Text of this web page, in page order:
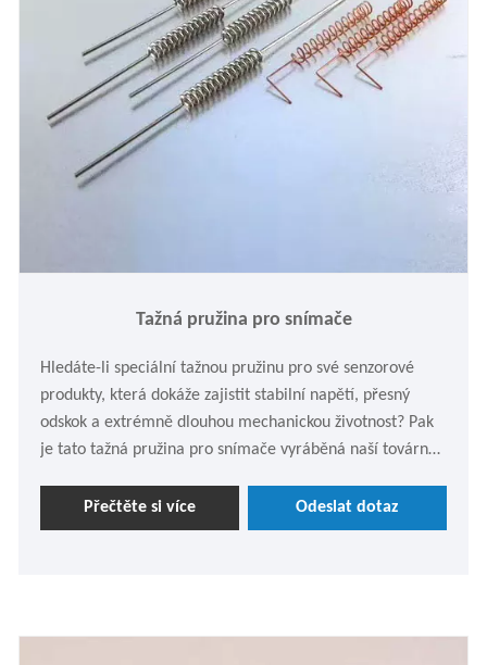
Tažná pružina pro snímače
Hledáte-li speciální tažnou pružinu pro své senzorové
produkty, která dokáže zajistit stabilní napětí, přesný
odskok a extrémně dlouhou mechanickou životnost? Pak
je tato tažná pružina pro snímače vyráběná naší továrnou
případě potřeby zeptali.
Přečtěte si více Odeslat dotaz